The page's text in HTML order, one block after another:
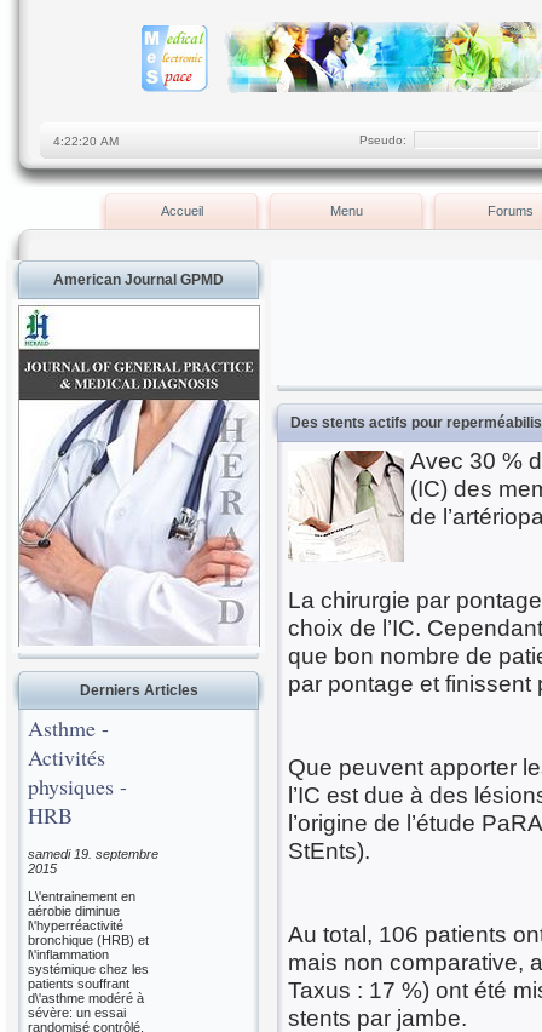
Pseudo:
Accueil Menu Forums
American Journal GPMD
Derniers Articles
Asthme -
Activités
physiques -
HRB
samedi 19. septembre
2015
L\'entrainement en
aérobie diminue
l\'hyperréactivité
bronchique (HRB) et
l\'inflammation
systémique chez les
patients souffrant
d\'asthme modéré à
sévère: un essai
randomisé contrôlé.
Des stents actifs pour
Avec 30 %
(IC) des
de
La chirurgie par
choix de l’IC.
que bon nombre de
par pontage et finissent
Que peuvent apporter
l’IC est due à des
l’origine de l’étude
StEnts).
Au total, 106 patients
mais non comparative,
Taxus : 17 %) ont été
stents par jambe.